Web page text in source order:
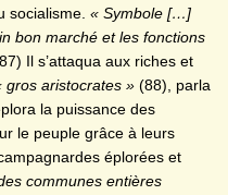
socialisme. « Symbole […]
bon marché et les fonctions
Il s’attaqua aux riches et
gros aristocrates » (88), parla
la puissance des
le peuple grâce à leurs
éplorées et
communes entières